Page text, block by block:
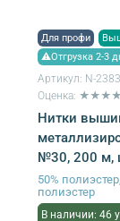
Для профи
⚠Отгрузка 2-3
Артикул: N-
Оценка:
Нитки
№30, 200 м,
50%
полиэстер
В наличии: 46